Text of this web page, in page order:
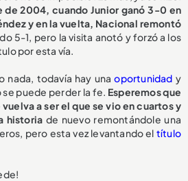
de 2004, cuando Junior ganó 3-0 en
y en la vuelta, Nacional remontó
5-1, pero la visita anotó y forzó a los
por esta vía.
nada, todavía hay unaoportunidad y
puede perder la fe. Esperemos que
a ser el que se vio en cuartos y
historia de nuevo remontándole una
pero esta vez levantando el título